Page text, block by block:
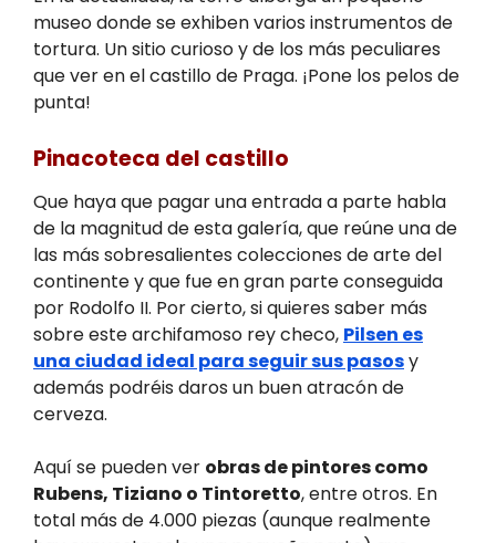
museo donde se exhiben varios instrumentos de
tortura. Un sitio curioso y de los más peculiares
que ver en el castillo de Praga. ¡Pone los pelos de
punta!
Pinacoteca del castillo
Que haya que pagar una entrada a parte habla
de la magnitud de esta galería, que reúne una de
las más sobresalientes colecciones de arte del
continente y que fue en gran parte conseguida
por Rodolfo II. Por cierto, si quieres saber más
sobre este archifamoso rey checo, Pilsen es
una ciudad ideal para seguir sus pasosy
además podréis daros un buen atracón de
cerveza.
Aquí se pueden ver obras de pintores como
Rubens, Tiziano o Tintoretto, entre otros. En
total más de 4.000 piezas (aunque realmente